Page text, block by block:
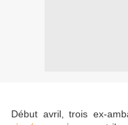
Début avril, trois ex-